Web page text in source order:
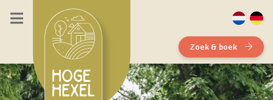
Zoek & boek